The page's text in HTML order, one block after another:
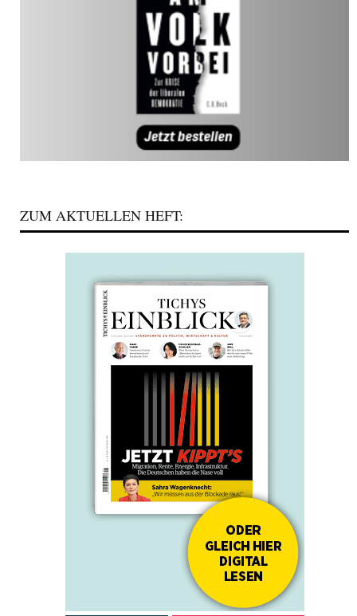
ZUM AKTUELLEN HEFT: